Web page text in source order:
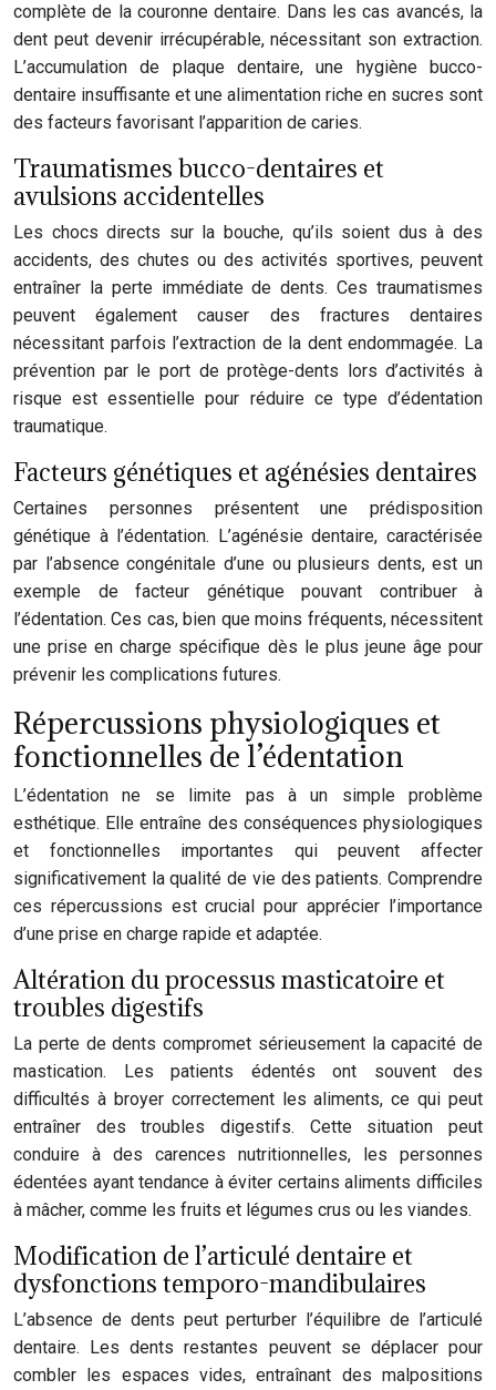
complète de la couronne dentaire. Dans les cas avancés, la
dent peut devenir irrécupérable, nécessitant son extraction.
L’accumulation de plaque dentaire, une hygiène bucco-
dentaire insuffisante et une alimentation riche en sucres sont
des facteurs favorisant l’apparition de caries.
Traumatismes bucco-dentaires et
avulsions accidentelles
Les chocs directs sur la bouche, qu’ils soient dus à des
accidents, des chutes ou des activités sportives, peuvent
entraîner la perte immédiate de dents. Ces traumatismes
peuvent également causer des fractures dentaires
nécessitant parfois l’extraction de la dent endommagée. La
prévention par le port de protège-dents lors d’activités à
risque est essentielle pour réduire ce type d’édentation
traumatique.
Facteurs génétiques et agénésies dentaires
Certaines personnes présentent une prédisposition
génétique à l’édentation. L’agénésie dentaire, caractérisée
par l’absence congénitale d’une ou plusieurs dents, est un
exemple de facteur génétique pouvant contribuer à
l’édentation. Ces cas, bien que moins fréquents, nécessitent
une prise en charge spécifique dès le plus jeune âge pour
prévenir les complications futures.
Répercussions physiologiques et
fonctionnelles de l’édentation
L’édentation ne se limite pas à un simple problème
esthétique. Elle entraîne des conséquences physiologiques
et fonctionnelles importantes qui peuvent affecter
significativement la qualité de vie des patients. Comprendre
ces répercussions est crucial pour apprécier l’importance
d’une prise en charge rapide et adaptée.
Altération du processus masticatoire et
troubles digestifs
La perte de dents compromet sérieusement la capacité de
mastication. Les patients édentés ont souvent des
difficultés à broyer correctement les aliments, ce qui peut
entraîner des troubles digestifs. Cette situation peut
conduire à des carences nutritionnelles, les personnes
édentées ayant tendance à éviter certains aliments difficiles
à mâcher, comme les fruits et légumes crus ou les viandes.
Modification de l’articulé dentaire et
dysfonctions temporo-mandibulaires
L’absence de dents peut perturber l’équilibre de l’articulé
dentaire. Les dents restantes peuvent se déplacer pour
combler les espaces vides, entraînant des malpositions